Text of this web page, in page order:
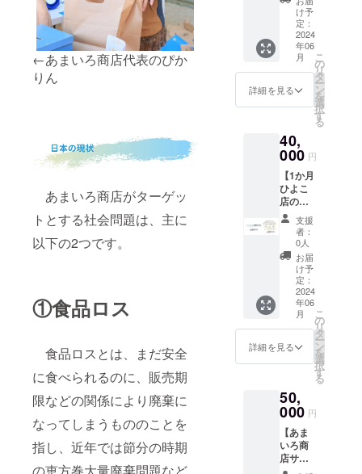
←あまいろ商店代表のぴか
りん
あまいろ商店がターゲッ
トとする社会問題は、主に
以下の2つです。
①食品ロス
食品ロスとは、まだ安全
に食べられるのに、販売期
限などの関係により廃棄に
なってしまうもののことを
指し、近年では節分の時期
メール
と活動
報告
書、活
動報告
お名前
掲載
書、あ
まいろ
商店デ
ザイン
ハンカ
チ
（20cm
商店ロ
ゴ入り
玉ねぎ
染めエ
コバッ
グ
（36cm
×36cm
書店」
さんと
のコラ
ボして
作成し
たオリ
ジナル
ろ商店
のメン
デザイ
ンした
オリジ
ナル
ハ
ンカチ
と あま
いろ商
店の文
字が
入った
オリジ
ナル玉
ねぎ染
込めて
お送り
いたし
ます！
内容：
お礼
箸】 "竹
細工職
人沐朴
さんと
のコラ
ボ商品
の竹箸
を心を
いたし
ます！
内容：
お礼
メール
と活動
報告
書、 沐
朴さん
とコラ
ボ 竹箸
け予
定：
2024
年06
月
詳細を見る
こ
の
リ
タ
ー
ン
を
選
択
す
る
40,
000 円
【1か月
ひよこ
店の家
賃サ
ポー
ター】
あまい
ろ商店
ひよこ
店の家
賃ひと
月分を
支援！
お名前
を1ヶ月
いたし
ます。
例）
「○○さ
んが応
援！あ
支援
者：
0人
お届
け予
定：
2024
年06
月
詳細を見る
こ
の
リ
タ
ー
ン
を
選
択
す
る
50,
000 円
【あま
いろ商
店サ